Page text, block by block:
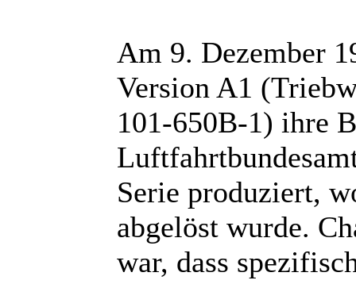
Am 9. Dezember
Version A1
101-650B-1) ihre
Serie produziert,
abgelöst wurde.
war, dass